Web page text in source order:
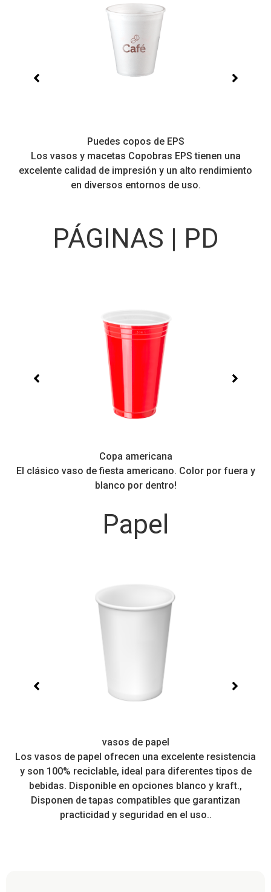
Puedes copos de EPS
Los vasos y macetas Copobras EPS tienen una
excelente calidad de impresión y un alto rendimiento
en diversos entornos de uso.
PÁGINAS | PD
Copa americana
El clásico vaso de fiesta americano. Color por fuera y
blanco por dentro!
Papel
vasos de papel
Los vasos de papel ofrecen una excelente resistencia
y son 100% reciclable, ideal para diferentes tipos de
bebidas. Disponible en opciones blanco y kraft.,
Disponen de tapas compatibles que garantizan
practicidad y seguridad en el uso..